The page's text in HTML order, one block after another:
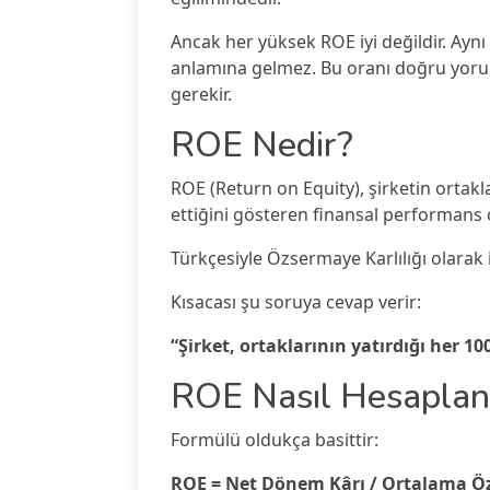
Ancak her yüksek ROE iyi değildir.
anlamına gelmez. Bu oranı doğru
gerekir.
ROE Nedir?
ROE (Return on Equity), şirketin
ettiğini gösteren finansal performans
Türkçesiyle Özsermaye Karlılığı
Kısacası şu soruya cevap verir:
“Şirket, ortaklarının yatırdığı her
ROE Nasıl
Formülü oldukça basittir:
ROE = Net Dönem Kârı / Ortalama